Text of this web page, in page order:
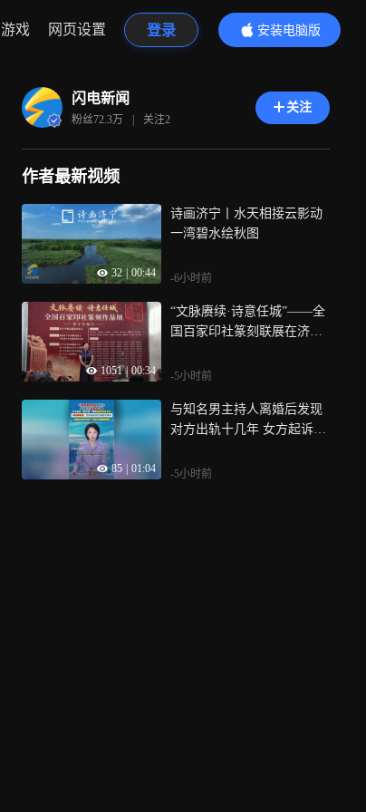
游戏 网页设置 登录
安装电脑版
内容更精彩
闪电新闻
粉丝72.3万 | 关注2
关注
作者最新视频
32 00:44
诗画济宁丨水天相接云影动
一湾碧水绘秋图
-6小时前
1051 | 00:34
“文脉赓续·诗意任城”——全
国百家印社篆刻联展在济宁
-5小时前
85 01:04
与知名男主持人离婚后发现
对方出轨十几年 女方起诉
-5小时前